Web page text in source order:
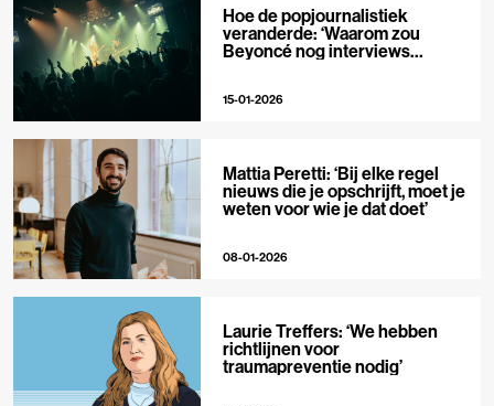
Hoe de popjournalistiek
veranderde: ‘Waarom zou
Beyoncé nog interviews
15-01-2026
Mattia Peretti: ‘Bij elke regel
nieuws die je opschrijft, moet je
weten voor wie je dat doet’
08-01-2026
Laurie Treffers: ‘We hebben
richtlijnen voor
traumapreventie nodig’